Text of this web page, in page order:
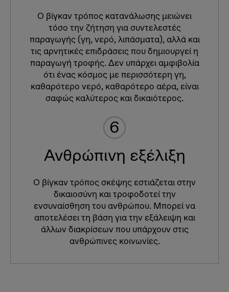
Ο βίγκαν τρόπος κατανάλωσης μειώνει
τόσο την ζήτηση για συντελεστές
παραγωγής (γη, νερό, λιπάσματα), αλλά και
τις αρνητικές επιδράσεις που δημιουργεί η
παραγωγή τροφής. Δεν υπάρχει αμφιβολία
ότι ένας κόσμος με περισσότερη γη,
καθαρότερο νερό, καθαρότερο αέρα, είναι
σαφώς καλύτερος και δικαιότερος.
6
Ανθρώπινη εξέλιξη
Ο βίγκαν τρόπος σκέψης εστιάζεται στην
δικαιοσύνη και τροφοδοτεί την
ενσυναίσθηση του ανθρώπου. Μπορεί να
αποτελέσει τη βάση για την εξάλειψη και
άλλων διακρίσεων που υπάρχουν στις
ανθρώπινες κοινωνίες.